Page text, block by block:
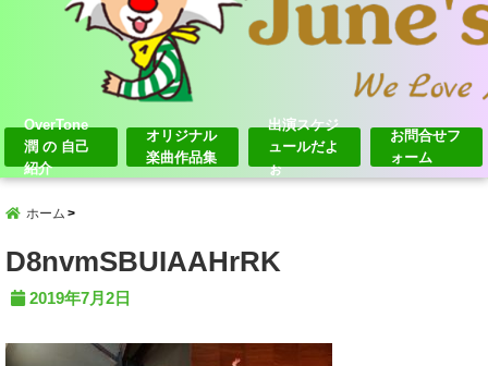
OverTone
潤 の 自己
紹介
オリジナル
楽曲作品集
出演スケジ
ュールだよ
ぉ
お問合せフ
ォーム
ホーム
D8nvmSBUIAAHrRK
2019年7月2日